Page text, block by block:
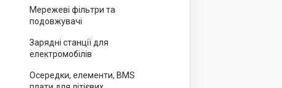
Мережеві фільтри та
подовжувачі
Зарядні станції для
електромобілів
Осередки, елементи, BMS